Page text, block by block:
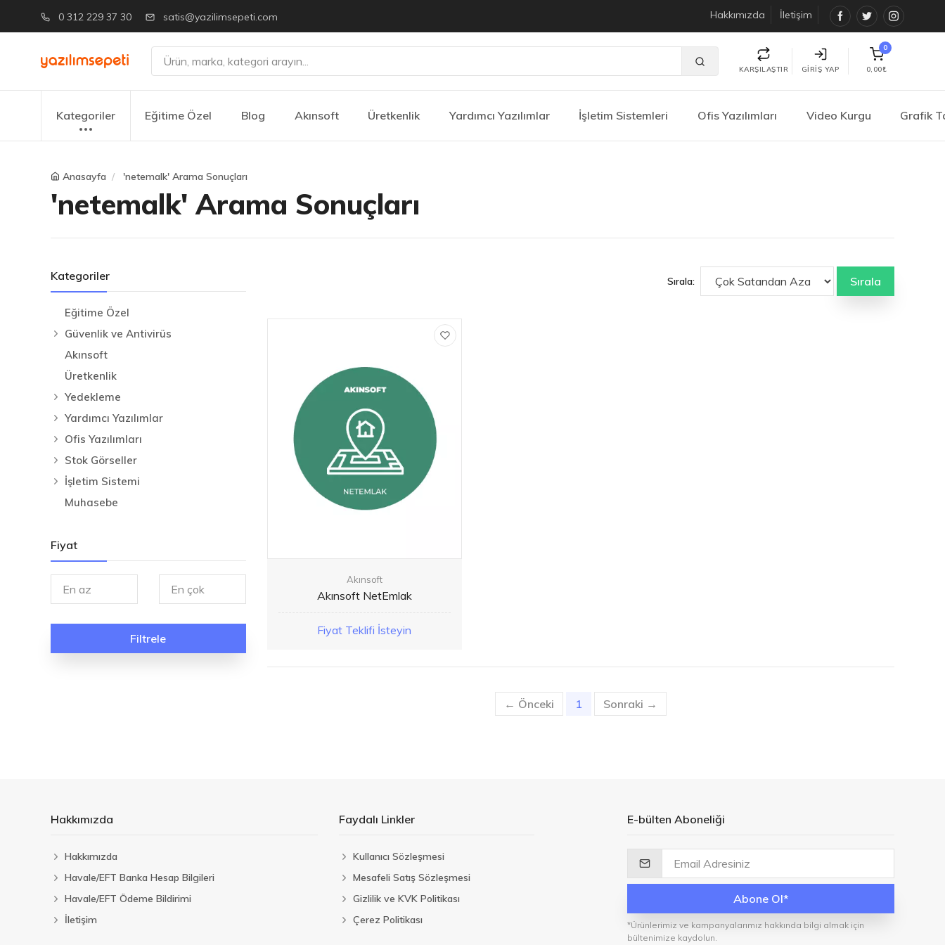
0 312 229 37 30 satis@yazilimsepeti.com Hakkımızda İletişim Facebook
Twitter
KARŞILAŞTIR GIRIŞ YAP
0
0,00₺
Kategoriler Eğitime Özel Blog Akınsoft Üretkenlik Yardımcı Yazılımlar İşletim Sistemleri Ofis Yazılımları Video Kurgu Grafik
Anasayfa 'netemalk' Arama Sonuçları
'netemalk' Arama Sonuçları
Kategoriler
Eğitime Özel
Güvenlik ve Antivirüs
Akınsoft
Üretkenlik
Yedekleme
Yardımcı Yazılımlar
Ofis Yazılımları
Stok Görseller
İşletim Sistemi
Muhasebe
Fiyat
Filtrele
Sırala: Sırala
Akınsoft
Akınsoft NetEmlak
Fiyat Teklifi İsteyin
← Önceki 1 (current)
Sonraki →
Hakkımızda
Hakkımızda
Havale/EFT Banka Hesap Bilgileri
Havale/EFT Ödeme Bildirimi
İletişim
Faydalı Linkler
Kullanıcı Sözleşmesi
Mesafeli Satış Sözleşmesi
Gizlilik ve KVK Politikası
Çerez Politikası
E-bülten Aboneliği
Abone Ol*
*Ürünlerimiz ve kampanyalarımız hakkında bilgi almak için
bültenimize kaydolun.